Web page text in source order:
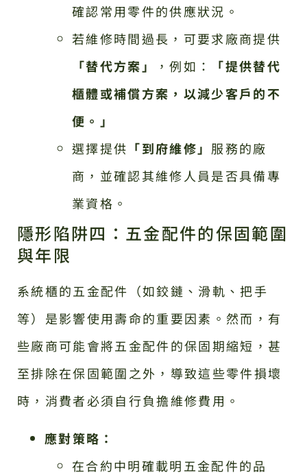
確認常用零件的供應狀況。
若維修時間過長，可要求廠商提供
「替代方案」
，例如：
「提供替代
櫃體或補償方案，以減少客戶的不
便。」
選擇提供 「到府維修」 服務的廠
商，並確認其維修人員是否具備專
業資格。
隱形陷阱四：五金配件的保固範圍
與年限
系統櫃的五金配件（如鉸鏈、滑軌、把手
等）是影響使用壽命的重要因素。然而，有
些廠商可能會將五金配件的保固期縮短，甚
至排除在保固範圍之外，導致這些零件損壞
時，消費者必須自行負擔維修費用。
應對策略：
在合約中明確載明五金配件的品